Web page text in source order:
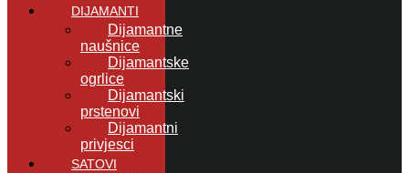
DIJAMANTI
Dijamantne
naušnice
Dijamantske
ogrlice
Dijamantski
prstenovi
Dijamantni
privjesci
SATOVI